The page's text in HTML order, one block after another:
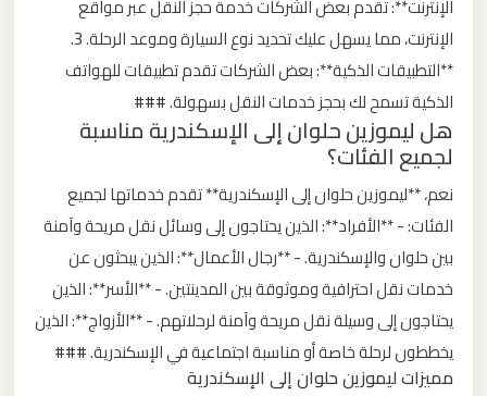
الإنترنت**: تقدم بعض الشركات خدمة حجز النقل عبر مواقع
الإنترنت، مما يسهل عليك تحديد نوع السيارة وموعد الرحلة. 3.
**التطبيقات الذكية**: بعض الشركات تقدم تطبيقات للهواتف
الذكية تسمح لك بحجز خدمات النقل بسهولة. ###
هل ليموزين حلوان إلى الإسكندرية مناسبة
لجميع الفئات؟
نعم، **ليموزين حلوان إلى الإسكندرية** تقدم خدماتها لجميع
الفئات: - **الأفراد**: الذين يحتاجون إلى وسائل نقل مريحة وآمنة
بين حلوان والإسكندرية. - **رجال الأعمال**: الذين يبحثون عن
خدمات نقل احترافية وموثوقة بين المدينتين. - **الأسر**: الذين
يحتاجون إلى وسيلة نقل مريحة وآمنة لرحلاتهم. - **الأزواج**: الذين
يخططون لرحلة خاصة أو مناسبة اجتماعية في الإسكندرية. ###
مميزات ليموزين حلوان إلى الإسكندرية
مطار
القاهرة
ليموزين
القاهرة
للاسكندرية
ليموزين
القاهرة
مطار